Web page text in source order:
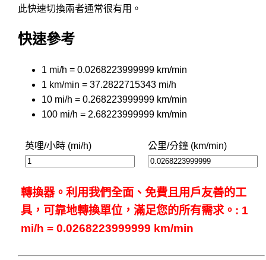
此快速切換兩者通常很有用。
快速參考
1 mi/h = 0.0268223999999 km/min
1 km/min = 37.2822715343 mi/h
10 mi/h = 0.268223999999 km/min
100 mi/h = 2.68223999999 km/min
英哩/小時 (mi/h) 公里/分鐘 (km/min)
轉換器。利用我們全面、免費且用戶友善的工
具，可靠地轉換單位，滿足您的所有需求。: 1
mi/h = 0.0268223999999 km/min